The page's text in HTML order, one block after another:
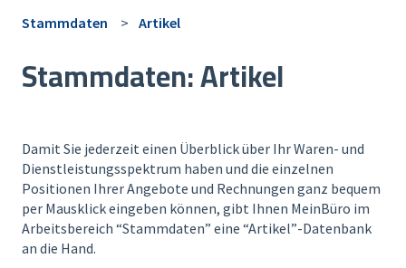
Stammdaten Artikel
Stammdaten: Artikel
Damit Sie jederzeit einen Überblick über Ihr Waren- und
Dienstleistungsspektrum haben und die einzelnen
Positionen Ihrer Angebote und Rechnungen ganz bequem
per Mausklick eingeben können, gibt Ihnen MeinBüro im
Arbeitsbereich “Stammdaten” eine “Artikel”-Datenbank
an die Hand.